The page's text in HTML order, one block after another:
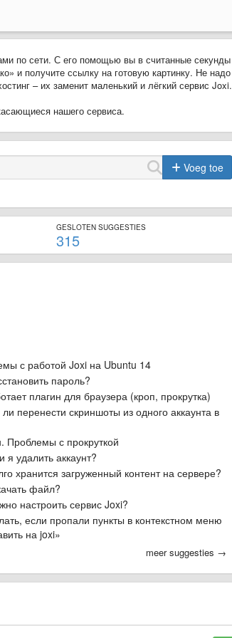
по сети. С его помощью вы в считанные секунды
и получите ссылку на готовую картинку. Не надо
– их заменит маленький и лёгкий сервис Joxi.
нашего сервиса.
Voeg toe
GESLOTEN SUGGESTIES
315
с работой Joxi на Ubuntu 14
пароль?
плагин для браузера (кроп, прокрутка)
перенести скриншоты из одного аккаунта в
Проблемы с прокруткой
я удалить аккаунт?
хранится загруженный контент на сервере?
файл?
настроить сервис Joxi?
если пропали пункты в контекстном меню
на joxi»
meer suggesties →